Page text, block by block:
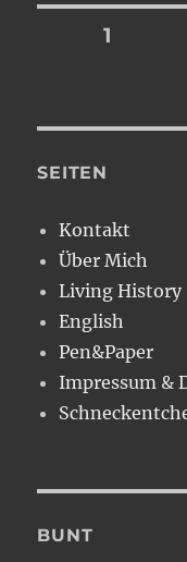
Beiträge
SEITE1
SEITEN
Kontakt
Über Mich
Living History
English
Pen&Paper
Impressum &
BUNT